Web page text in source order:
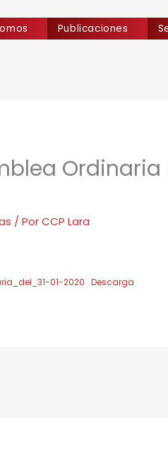
Publicaciones
Ordinaria
/ PorCCP Lara
01-2020 Descarga